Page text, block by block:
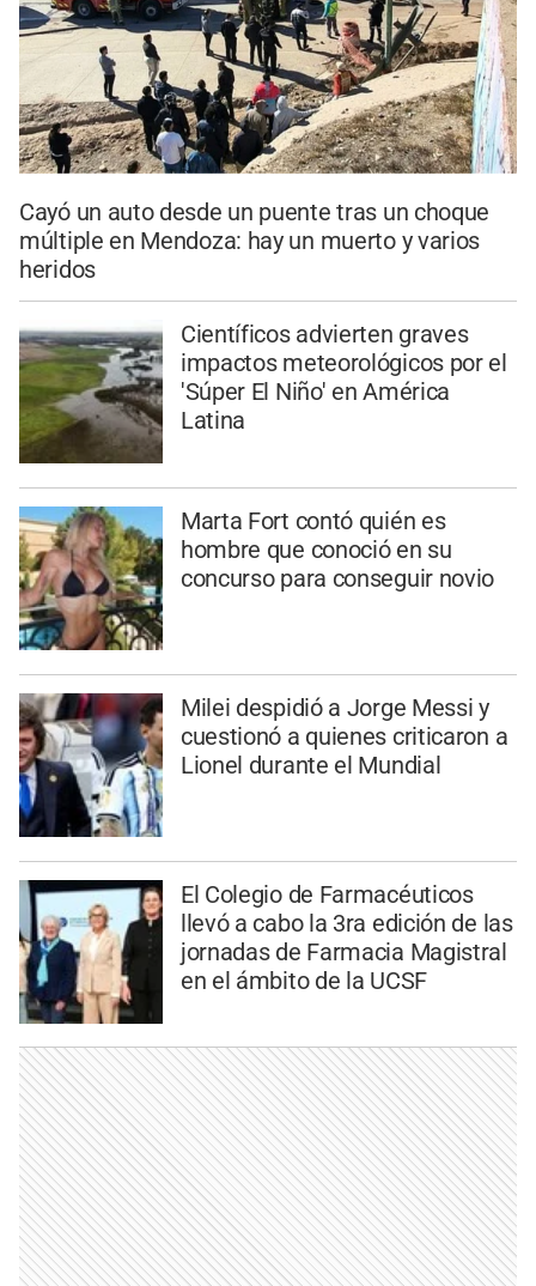
Cayó un auto desde un puente tras un choque
múltiple en Mendoza: hay un muerto y varios
heridos
Científicos advierten graves
impactos meteorológicos por el
'Súper El Niño' en América
Latina
Marta Fort contó quién es
hombre que conoció en su
concurso para conseguir novio
Milei despidió a Jorge Messi y
cuestionó a quienes criticaron a
Lionel durante el Mundial
El Colegio de Farmacéuticos
llevó a cabo la 3ra edición de las
jornadas de Farmacia Magistral
en el ámbito de la UCSF